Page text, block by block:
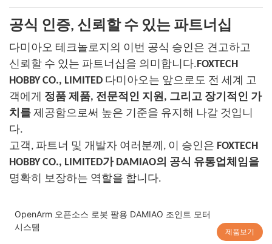
공식 인증, 신뢰할 수 있는 파트너십
다미아오 테크놀로지의 이번 공식 승인은 견고하고
신뢰할 수 있는 파트너십을 의미합니다.FOXTECH
HOBBY CO., LIMITED 다미아오는 앞으로도 전 세계 고
객에게 정품 제품, 전문적인 지원, 그리고 장기적인 가
치를 제공함으로써 높은 기준을 유지해 나갈 것입니
다.
고객, 파트너 및 개발자 여러분께, 이 승인은 FOXTECH
HOBBY CO., LIMITED가 DAMIAO의 공식 유통업체임을
명확히 보장하는 역할을 합니다.
OpenArm 오픈소스 로봇 팔용 DAMIAO 조인트 모터
시스템
제품보기